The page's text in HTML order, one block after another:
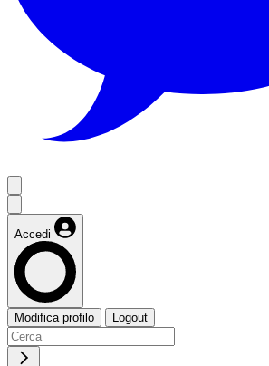
Accedi
Modifica profilo Logout